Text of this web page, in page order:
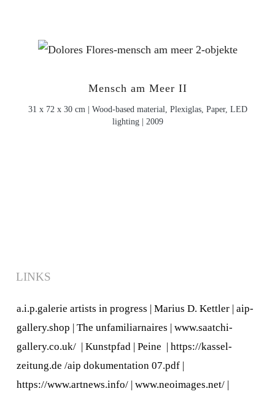
Mensch am Meer II
31 x 72 x 30 cm | Wood-based material, Plexiglas, Paper, LED
lighting | 2009
LINKS
a.i.p.galerie artists in progress | Marius D. Kettler | aip-
gallery.shop | The unfamiliarnaires | www.saatchi-
gallery.co.uk/ | Kunstpfad | Peine | https://kassel-
zeitung.de /aip dokumentation 07.pdf |
https://www.artnews.info/ | www.neoimages.net/ |